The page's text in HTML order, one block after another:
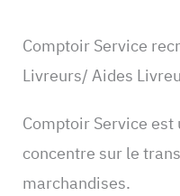
Comptoir Service
Livreurs/ Aides
Comptoir Service
concentre sur le
marchandises.